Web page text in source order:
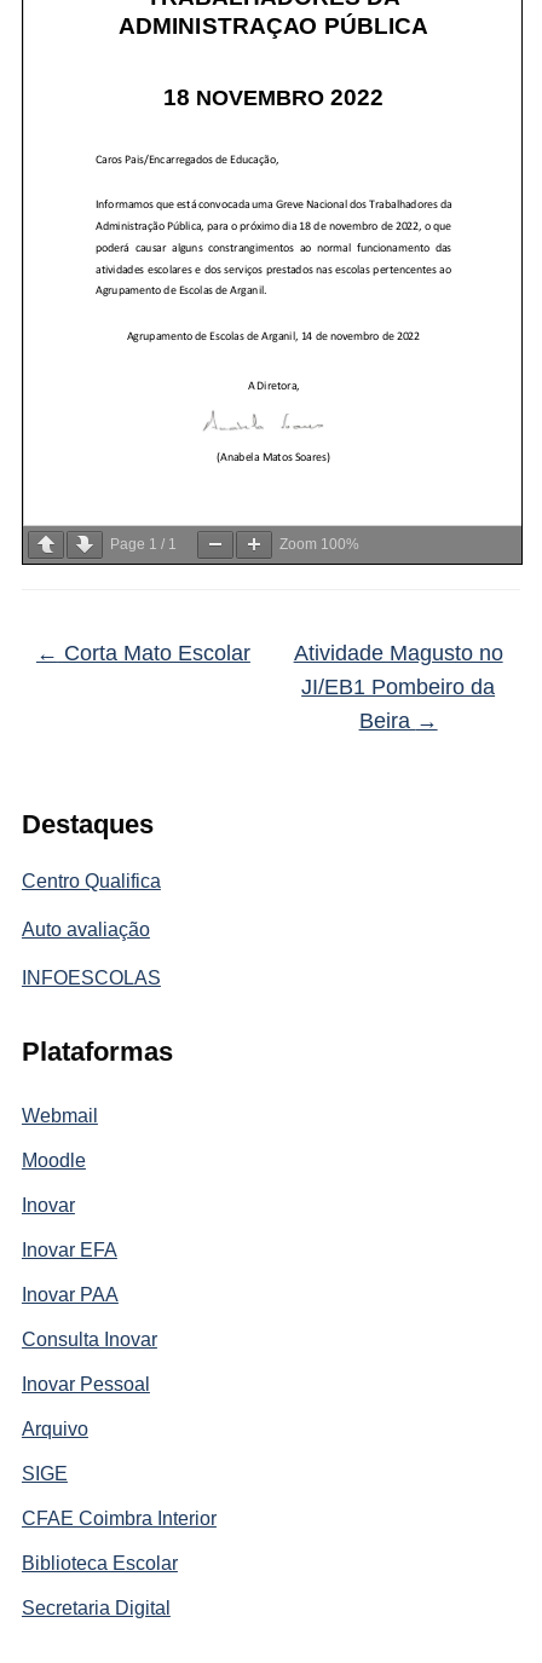
Destaques
Centro Qualifica
Auto avaliação
INFOESCOLAS
Plataformas
Webmail
Moodle
Inovar
Inovar EFA
Inovar PAA
Consulta Inovar
Inovar Pessoal
Arquivo
SIGE
CFAE Coimbra Interior
Biblioteca Escolar
Secretaria Digital
Page 1 / 1 Zoom 100%
← Corta Mato Escolar
Atividade Magusto no
JI/EB1 Pombeiro da
Beira →